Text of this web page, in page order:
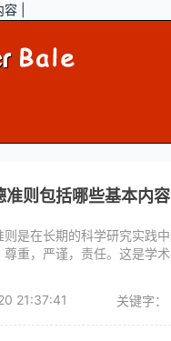
|
准则包括哪些基本内
则是在长期的科学研究实践
尊重，严谨，责任。这是学
21:37:41 关键字：